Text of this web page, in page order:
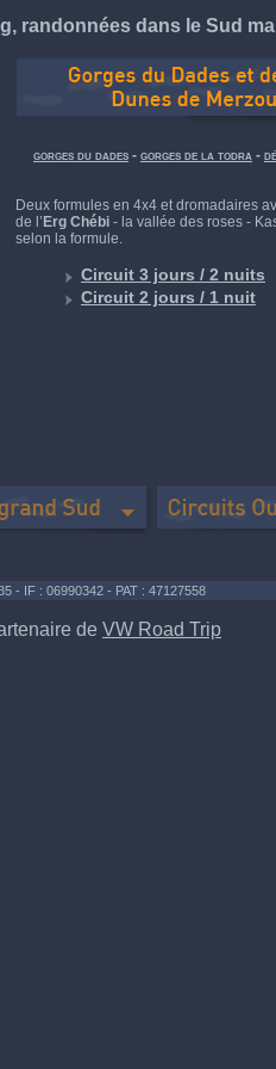
randonnées dans le Sud
gorges du dades - gorges de la todra -
Deux formules en 4x4 et dromadaires
de l’ Erg Chébi - la vallée des roses -
selon la formule.
Circuit 3 jours / 2 nuits
Circuit 2 jours / 1 nuit
- IF : 06990342 - PAT : 47127558
de VW Road Trip